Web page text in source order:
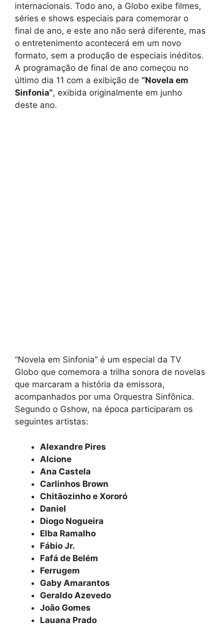
internacionais. Todo ano, a Globo exibe filmes,
séries e shows especiais para comemorar o
final de ano, e este ano não será diferente, mas
o entretenimento acontecerá em um novo
formato, sem a produção de especiais inéditos.
A programação de final de ano começou no
último dia 11 com a exibição de “Novela em
Sinfonia”, exibida originalmente em junho
deste ano.
“Novela em Sinfonia” é um especial da TV
Globo que comemora a trilha sonora de novelas
que marcaram a história da emissora,
acompanhados por uma Orquestra Sinfônica.
Segundo o Gshow, na época participaram os
seguintes artistas:
Alexandre Pires
Alcione
Ana Castela
Carlinhos Brown
Chitãozinho e Xororó
Daniel
Diogo Nogueira
Elba Ramalho
Fábio Jr.
Fafá de Belém
Ferrugem
Gaby Amarantos
Geraldo Azevedo
João Gomes
Lauana Prado